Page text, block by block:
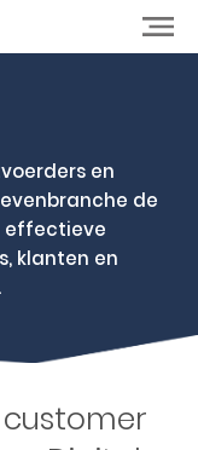
en
de
effectieve
klanten en